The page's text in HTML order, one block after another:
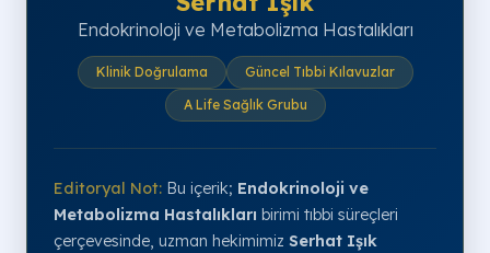
Endokrinoloji ve Metabolizma Hastalıkları
Klinik Doğrulama
Güncel Tıbbi Kılavuzlar
A Life Sağlık Grubu
Editoryal Not: Bu içerik; Endokrinoloji ve
Metabolizma Hastalıkları birimi tıbbi süreçleri
çerçevesinde, uzman hekimimiz Serhat Işık